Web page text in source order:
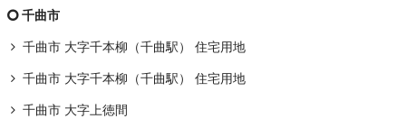
千曲市
千曲市 大字千本柳（千曲駅） 住宅用地
千曲市 大字千本柳（千曲駅） 住宅用地
千曲市 大字上徳間